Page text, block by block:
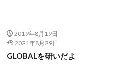
2019年8月19日
2021年8月29日
GLOBALを研いだよ